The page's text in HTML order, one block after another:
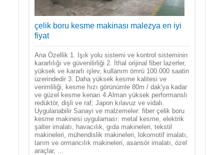
çelik boru kesme makinası malezya en iyi
fiyat
Ana Özellik 1. Işık yolu sistemi ve kontrol sisteminin
kararlılığı ve güvenilirliği 2. İthal orijinal fiber lazerler,
yüksek ve kararlı işlev, kullanım ömrü 100.000 saatin
üzerindedir 3. Daha yüksek kesme kalitesi ve
verimliliği, kesme hızı görünümle 80m / dak'ya kadar
ve güzel kesme kenarı 4.Alman yüksek performanslı
redüktör, dişli ve raf; Japon kılavuz ve vidalı.
Uygulanabilir Sanayi ve malzemeler: fiber çelik boru
kesme makinesi uygulaması: metal kesme, elektrik
şalter imalatı, havacılık, gıda makineleri, tekstil
makineleri, mühendislik makineleri, lokomotif imalatı,
tarım ve ormancılık makineleri, asansör imalatı, özel
araçlar, ...